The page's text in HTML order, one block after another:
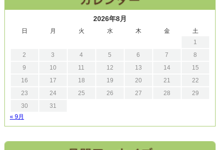
2026年8月
日 月 火 水 木 金
土
1
2
3 4 5 6 7
8
9
10 11 12 13 14
15
16
17 18 19 20 21
22
23
24 25 26 27 28
29
30
31
« 9月